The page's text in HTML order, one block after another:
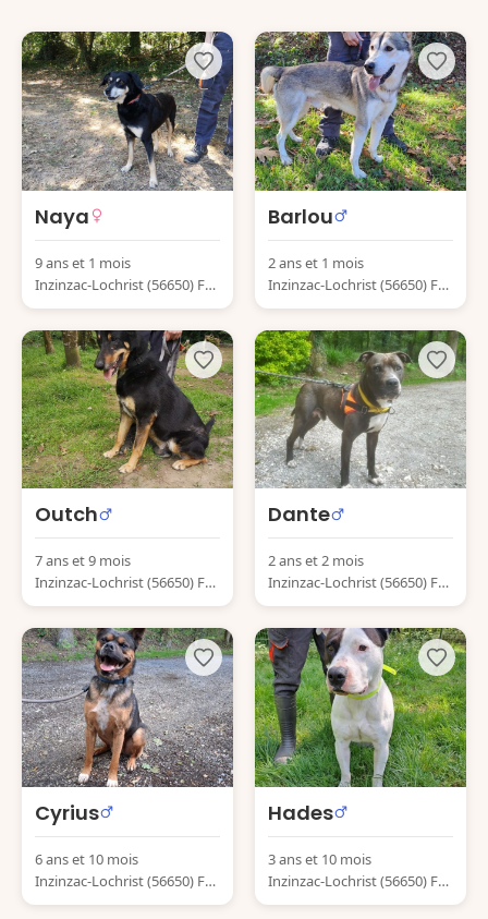
Naya
9 ans et 1 mois
Inzinzac-Lochrist (56650) Fra
nce
Barlou
2 ans et 1 mois
Inzinzac-Lochrist (56650) Fra
nce
Outch
7 ans et 9 mois
Inzinzac-Lochrist (56650) Fra
nce
Dante
2 ans et 2 mois
Inzinzac-Lochrist (56650) Fra
nce
Cyrius
6 ans et 10 mois
Inzinzac-Lochrist (56650) Fra
nce
Hades
3 ans et 10 mois
Inzinzac-Lochrist (56650) Fra
nce